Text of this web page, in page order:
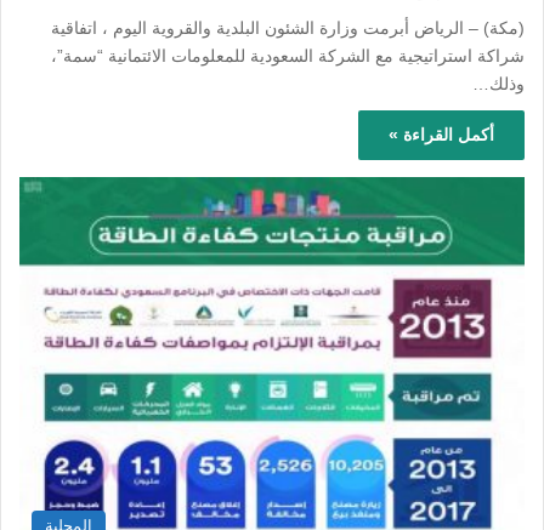
(مكة) – الرياض أبرمت وزارة الشئون البلدية والقروية اليوم ، اتفاقية
شراكة استراتيجية مع الشركة السعودية للمعلومات الائتمانية “سمة”،
وذلك…
أكمل القراءة »
المحلية